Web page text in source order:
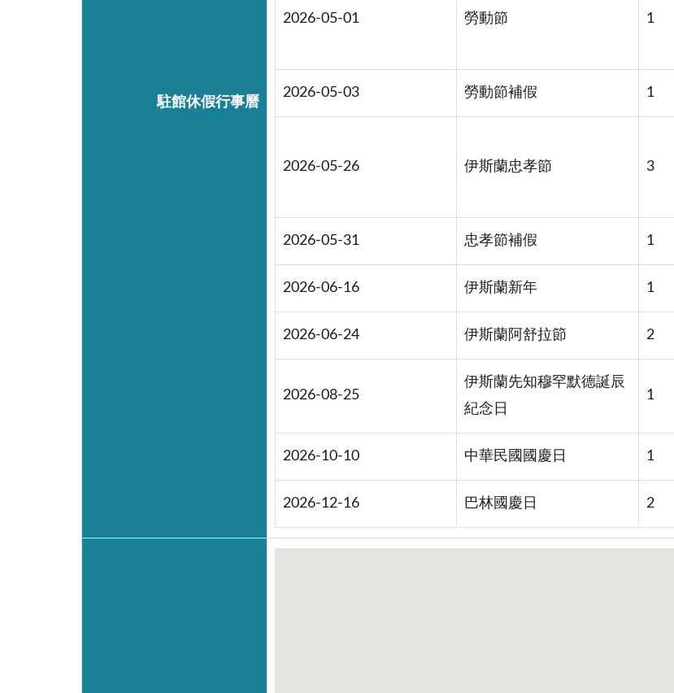
駐館休假行事曆
2026-05-01 勞動節 1
2026-05-03 勞動節補假 1
2026-05-26 伊斯蘭忠孝節 3
2026-05-31 忠孝節補假 1
2026-06-16 伊斯蘭新年 1
2026-06-24 伊斯蘭阿舒拉節 2
2026-08-25
伊斯蘭先知穆罕默德誕辰
紀念日
1
2026-10-10 中華民國國慶日 1
2026-12-16 巴林國慶日 2